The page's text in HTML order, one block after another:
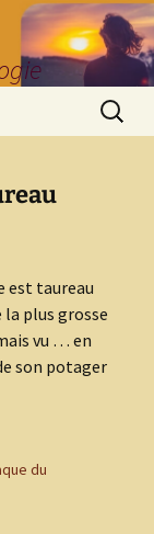
est taureau
plus grosse
vu … en
son potager
du